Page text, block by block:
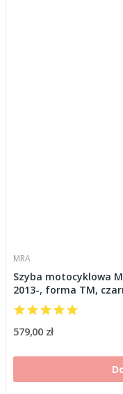
MRA
Szyba motocyklowa
2013-, forma TM,
579,00 zł